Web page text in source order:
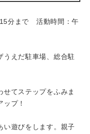
分まで 活動時間：午
えだ駐車場、総合駐
てステップをふみま
プ！
遊びをします。親子